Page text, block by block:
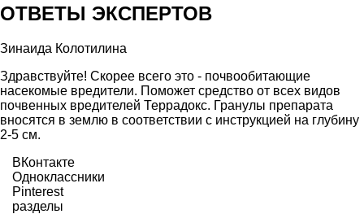
ОТВЕТЫ ЭКСПЕРТОВ
Зинаида Колотилина
Здравствуйте! Скорее всего это - почвообитающие
насекомые вредители. Поможет средство от всех видов
почвенных вредителей Террадокс. Гранулы препарата
вносятся в землю в соответствии с инструкцией на глубину
2-5 см.
ВКонтакте
Одноклассники
Pinterest
разделы